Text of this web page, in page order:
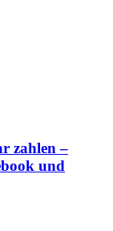
zahlen –
und